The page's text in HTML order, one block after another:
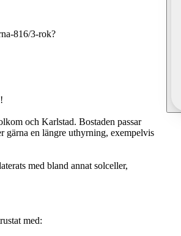
816/3-rok?
och Karlstad. Bostaden passar
gärna en längre uthyrning, exempelvis
med bland annat solceller,
med: